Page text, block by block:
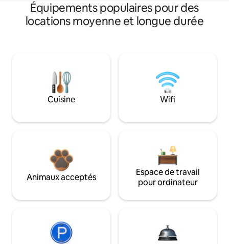
Équipements populaires pour des
locations moyenne et longue durée
Cuisine Wifi
Animaux acceptés
Espace de travail
pour ordinateur